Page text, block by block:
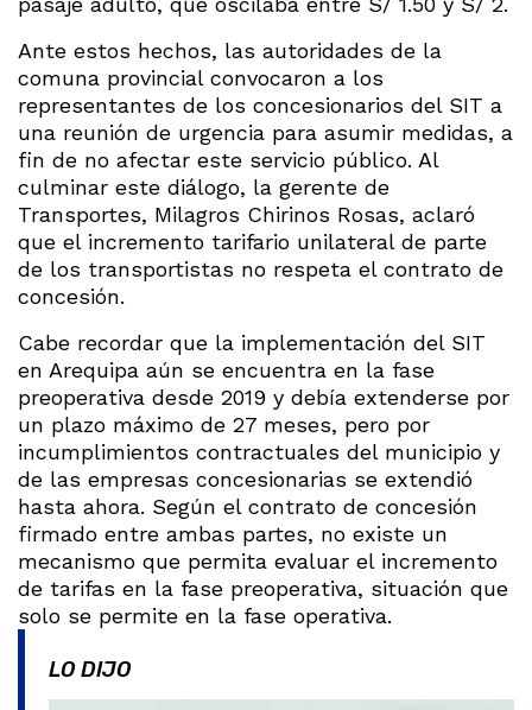
Ante estos hechos, las autoridades de la
comuna provincial convocaron a los
representantes de los concesionarios del SIT a
una reunión de urgencia para asumir medidas, a
fin de no afectar este servicio público. Al
culminar este diálogo, la gerente de
Transportes, Milagros Chirinos Rosas, aclaró
que el incremento tarifario unilateral de parte
de los transportistas no respeta el contrato de
concesión.
Cabe recordar que la implementación del SIT
en Arequipa aún se encuentra en la fase
preoperativa desde 2019 y debía extenderse por
un plazo máximo de 27 meses, pero por
incumplimientos contractuales del municipio y
de las empresas concesionarias se extendió
hasta ahora. Según el contrato de concesión
firmado entre ambas partes, no existe un
mecanismo que permita evaluar el incremento
de tarifas en la fase preoperativa, situación que
solo se permite en la fase operativa.
LO DIJO